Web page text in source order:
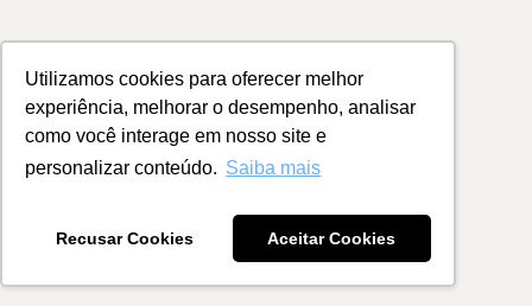
Utilizamos cookies para oferecer melhor
experiência, melhorar o desempenho, analisar
como você interage em nosso site e
personalizar conteúdo. Saiba mais
Recusar Cookies Aceitar Cookies